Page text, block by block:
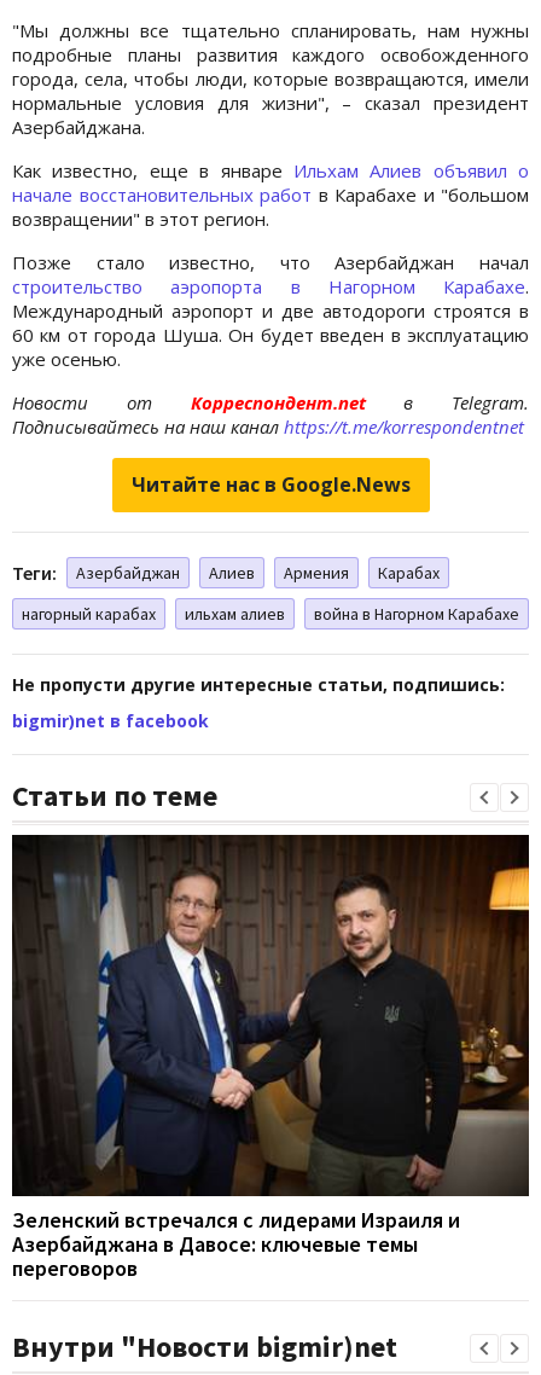
"Мы должны все тщательно спланировать, нам нужны
подробные планы развития каждого освобожденного
города, села, чтобы люди, которые возвращаются, имели
нормальные условия для жизни", – сказал президент
Азербайджана.
Как известно, еще в январе Ильхам Алиев объявил о
начале восстановительных работ в Карабахе и "большом
возвращении" в этот регион.
Позже стало известно, что Азербайджан начал
строительство аэропорта в Нагорном Карабахе.
Международный аэропорт и две автодороги строятся в
60 км от города Шуша. Он будет введен в эксплуатацию
уже осенью.
Новости отКорреспондент.netв Telegram.
Подписывайтесь на наш канал https://t.me/korrespondentnet
Читайте нас в Google.News
Теги: Азербайджан Алиев Армения
Карабах
нагорный карабах
ильхам алиев война в Нагорном Карабахе
Не пропусти другие интересные статьи, подпишись:
bigmir)net в facebook
Статьи по теме
Зеленский встречался с лидерами Израиля и
Азербайджана в Давосе: ключевые темы
переговоров
Внутри "Новости bigmir)net